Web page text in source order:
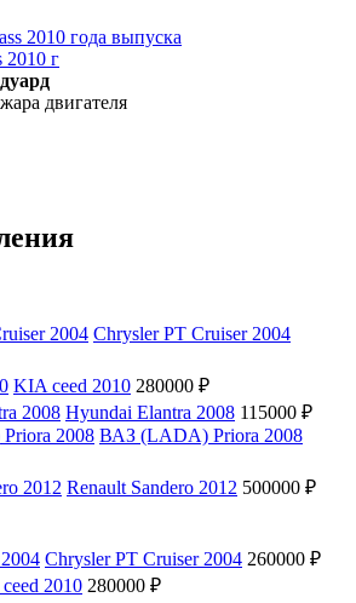
2010 г
двигателя
Chrysler PT Cruiser 2004
KIA ceed 2010 280000 ₽
Hyundai Elantra 2008 115000 ₽
ВАЗ (LADA) Priora 2008
Renault Sandero 2012 500000 ₽
Chrysler PT Cruiser 2004 260000 ₽
2010 280000 ₽